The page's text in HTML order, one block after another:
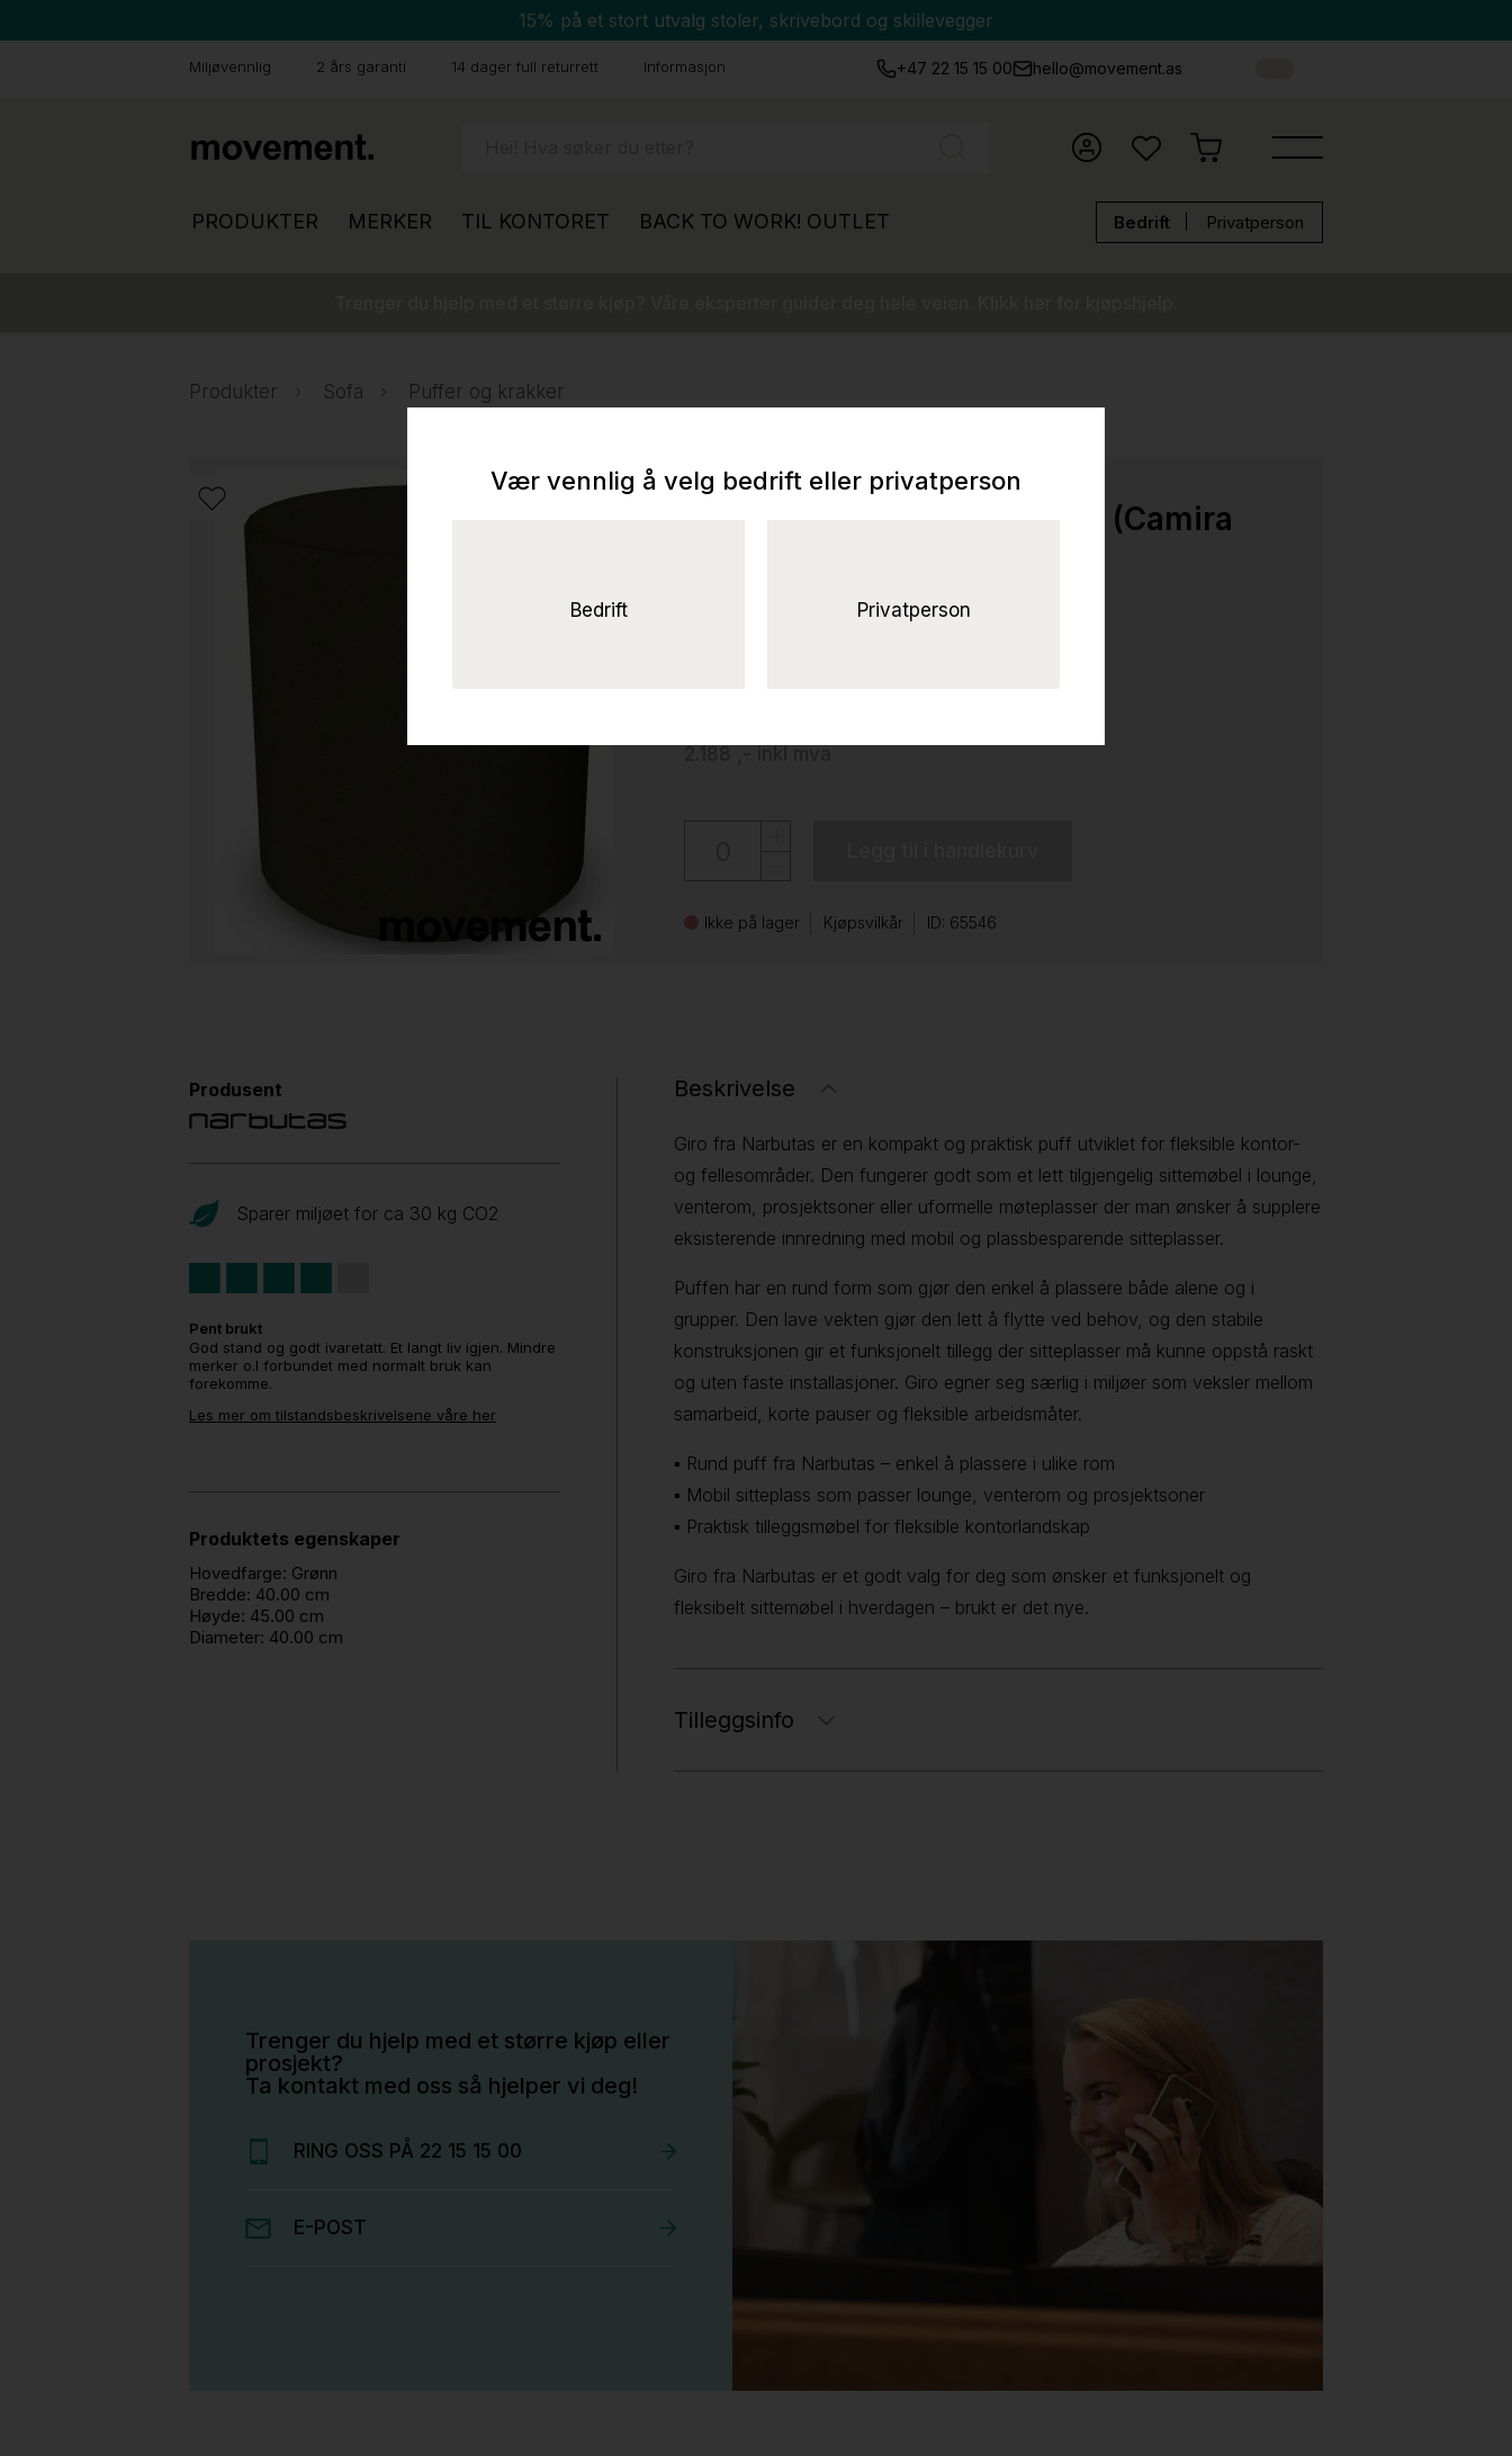
15% på et stort utvalg stoler, skrivebord og skillevegger
Miljøvennlig 2 års garanti 14 dager full returrett Informasjon +47 22 15 15 00 hello@movement.as
PRODUKTER MERKER TIL KONTORET BACK TO WORK! OUTLET Bedrift Privatperson
Produkter Sofa Puffer og krakker
Solgt!Giro Mørkt grønt stoff (Camira
Ikke på lager Kjøpsvilkår ID: 65546
Produsent
Sparer miljøet for ca 30 kg CO2
Pent brukt
God stand og godt ivaretatt. Et langt liv igjen. Mindre
merker o.l forbundet med normalt bruk kan
forekomme.
Les mer om tilstandsbeskrivelsene våre her
Produktets egenskaper
Hovedfarge: Grønn
Bredde: 40.00 cm
Høyde: 45.00 cm
Diameter: 40.00 cm
Beskrivelse
Giro fra Narbutas er en kompakt og praktisk puff utviklet for fleksible kontor-
og fellesområder. Den fungerer godt som et lett tilgjengelig sittemøbel i lounge,
venterom, prosjektsoner eller uformelle møteplasser der man ønsker å supplere
eksisterende innredning med mobil og plassbesparende sitteplasser.
Puffen har en rund form som gjør den enkel å plassere både alene og i
grupper. Den lave vekten gjør den lett å flytte ved behov, og den stabile
konstruksjonen gir et funksjonelt tillegg der sitteplasser må kunne oppstå raskt
og uten faste installasjoner. Giro egner seg særlig i miljøer som veksler mellom
samarbeid, korte pauser og fleksible arbeidsmåter.
▪ Rund puff fra Narbutas – enkel å plassere i ulike rom
▪ Mobil sitteplass som passer lounge, venterom og prosjektsoner
▪ Praktisk tilleggsmøbel for fleksible kontorlandskap
Giro fra Narbutas er et godt valg for deg som ønsker et funksjonelt og
fleksibelt sittemøbel i hverdagen – brukt er det nye.
Tilleggsinfo
Trenger du hjelp med et større kjøp eller
prosjekt?
Ta kontakt med oss så hjelper vi deg!
RING OSS PÅ 22 15 15 00
E-POST
Vær vennlig å velg bedrift eller privatperson
Bedrift Privatperson